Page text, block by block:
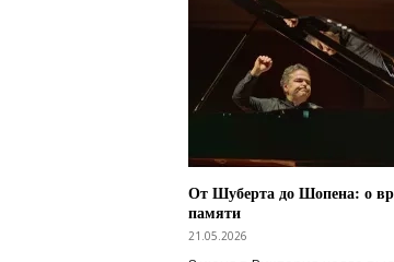
От Шуберта до Шопена: о
памяти
21.05.2026